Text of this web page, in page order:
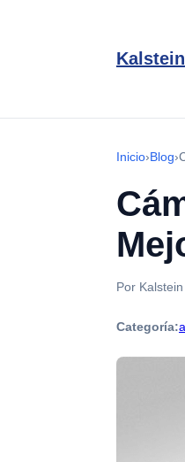
Kalstein
Inicio›Blog›
Por Kalstein
Categoría: